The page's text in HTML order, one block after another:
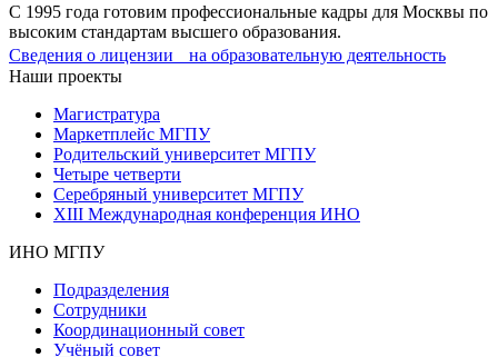
С 1995 года готовим профессиональные кадры для Москвы по
высоким стандартам высшего образования.
Сведения о лицензии на образовательную деятельность
Наши проекты
Магистратура
Маркетплейс МГПУ
Родительский университет МГПУ
Четыре четверти
Серебряный университет МГПУ
XIII Международная конференция ИНО
ИНО МГПУ
Подразделения
Сотрудники
Координационный совет
Учёный совет